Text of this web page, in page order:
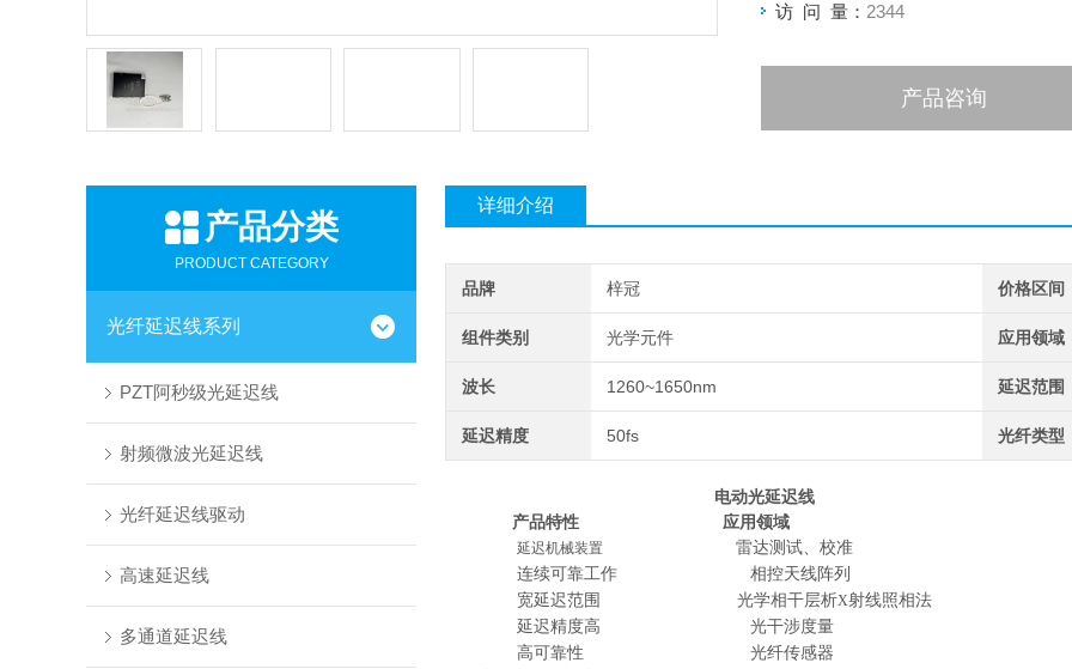
访 问 量： 2344
产品咨询
产品分类
PRODUCT CATEGORY
光纤延迟线系列
PZT阿秒级光延迟线
射频微波光延迟线
光纤延迟线驱动
高速延迟线
多通道延迟线
详细介绍
品牌 梓冠 价格区间
组件类别 光学元件 应用领域
波长 1260~1650nm 延迟范围
延迟精度 50fs 光纤类型
电动光延迟线
产品特性
应用领域
延迟机械装置 雷达测试、校准
连续可靠工作
相控天线阵列
宽延迟范围
光学相干层析X射线照相法
延迟精度高
光干涉度量
高可靠性
光纤传感器